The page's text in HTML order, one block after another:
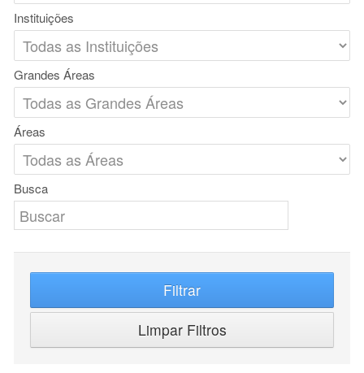
Instituições
Grandes Áreas
Áreas
Busca
Filtrar
Limpar Filtros